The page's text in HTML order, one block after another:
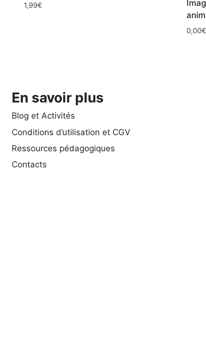
1,99€
0,00€
En savoir plus
Blog et Activités
Conditions d’utilisation et CGV
Ressources pédagogiques
Contacts